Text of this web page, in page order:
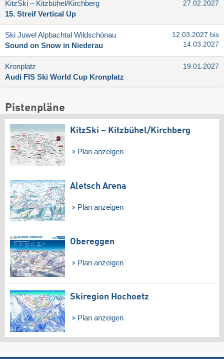
KitzSki – Kitzbühel/​Kirchberg
15. Streif Vertical Up
27.02.2027
Ski Juwel Alpbachtal Wildschönau
Sound on Snow in Niederau
12.03.2027 bis
14.03.2027
Kronplatz
Audi FIS Ski World Cup Kronplatz
19.01.2027
Pistenpläne
KitzSki – Kitzbühel/​Kirchberg
Plan anzeigen
Aletsch Arena
Plan anzeigen
Obereggen
Plan anzeigen
Skiregion Hochoetz
Plan anzeigen